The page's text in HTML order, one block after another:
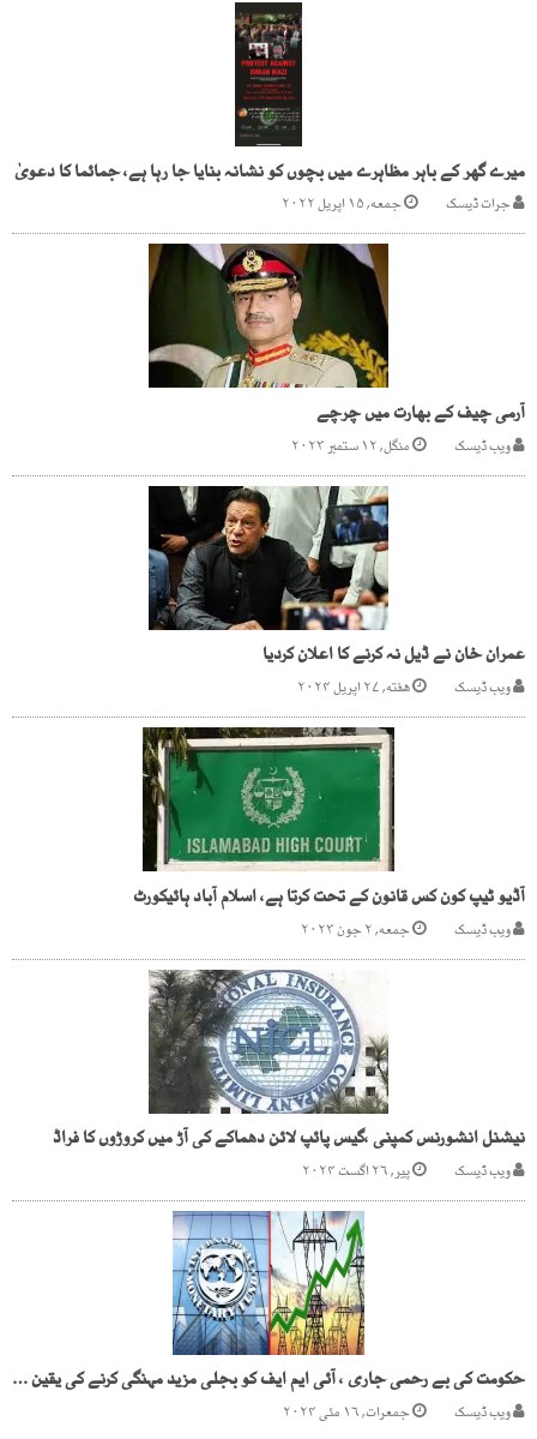
میرے گھر کے باہر مظاہرے میں بچوں کو نشانہ بنایا جا رہا ہے، جمائما کا دعویٰ
جرات ڈیسک جمعه, ۱۵ اپریل ۲۰۲۲
آرمی چیف کے بھارت میں چرچے
ویب ڈیسک منگل, ۱۲ ستمبر ۲۰۲۳
عمران خان نے ڈیل نہ کرنے کا اعلان کردیا
ویب ڈیسک هفته, ۲۷ اپریل ۲۰۲۴
آڈیو ٹیپ کون کس قانون کے تحت کرتا ہے، اسلام آباد ہائیکورٹ
ویب ڈیسک جمعه, ۲ جون ۲۰۲۳
نیشنل انشورنس کمپنی ،گیس پائپ لائن دھماکے کی آڑ میں کروڑوں کا فراڈ
ویب ڈیسک پیر, ۲۶ اگست ۲۰۲۴
حکومت کی بے رحمی جاری ، آئی ایم ایف کو بجلی مزید مہنگی کرنے کی یقین دہانی
ویب ڈیسک جمعرات, ۱۶ مئی ۲۰۲۴